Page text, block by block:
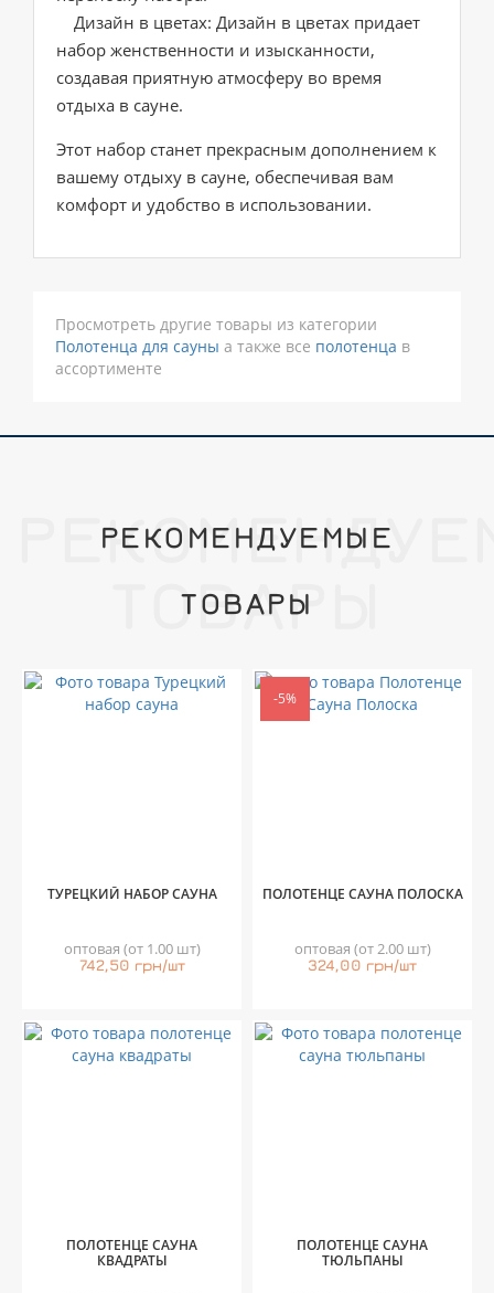
Дизайн в цветах: Дизайн в цветах придает
набор женственности и изысканности,
создавая приятную атмосферу во время
отдыха в сауне.
Этот набор станет прекрасным дополнением к
вашему отдыху в сауне, обеспечивая вам
комфорт и удобство в использовании.
Просмотреть другие товары из категории
Полотенца для сауны а также все полотенца в
ассортименте
РЕКОМЕНДУЕМЫЕ
ТОВАРЫ
ТОВАРЫ
ТУРЕЦКИЙ НАБОР САУНА
оптовая (от 1.00 шт)
742,50 грн/шт
-5%
ПОЛОТЕНЦЕ САУНА ПОЛОСКА
оптовая (от 2.00 шт)
324,00 грн/шт
ПОЛОТЕНЦЕ САУНА
КВАДРАТЫ
ПОЛОТЕНЦЕ САУНА
ТЮЛЬПАНЫ